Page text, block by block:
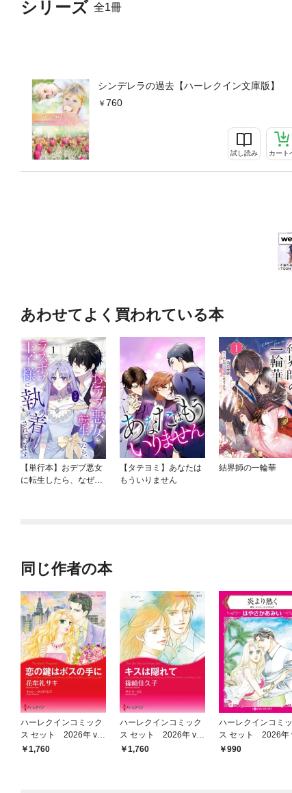
シリーズ 全1冊
シンデレラの過去【ハーレクイン文庫版】
760
試し読み カート
あわせてよく買われている本
【単行本】おデブ悪女
に転生したら、なぜか
【タテヨミ】あなたは
もういりません
結界師の一輪華
同じ作者の本
ハーレクインコミック
ス セット 2026年 vo
l.923
1,760
ハーレクインコミック
ス セット 2026年 vo
l.914
1,760
ハーレクインコミ
ス セット 2026年
l.789
990